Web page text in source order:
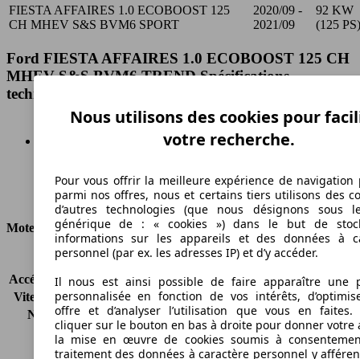
FIESTA AFFAIRES 1.0 ECOBOOST 125
CH MHEV S&S BVM6 SPORT
2020/09 -
2021/09
92 KW
(125 PS)
Ford FIESTA AFFAIRES 1.0 ECOBOOST 125 CH
MHEV S&S BVM6 TREND Spécifications
techniques
Carburant
Moteur et Puissance
KW (CH)
92 kW (125 PS)
Accélération (0-100 km/h)
Vitesse maximale (km/h)
Nombre de vitesses
6
Couple
210 nm
Cylindrée
999 ccm
Nous utilisons des cookies pour
votre recherche.
Pour vous offrir la meilleure expérience de navigation
parmi nos offres, nous et certains tiers utilisons des
d’autres technologies (que nous désignons sous
générique de : « cookies ») dans le but de
informations sur les appareils et des données à
personnel (par ex. les adresses IP) et d’y accéder.
Il nous est ainsi possible de faire apparaître une
personnalisée en fonction de vos intérêts,
offre et d’analyser l’utilisation que vous en faites.
cliquer sur le bouton en bas à droite pour donner votre
la mise en œuvre de cookies soumis à
traitement des données à caractère personnel y